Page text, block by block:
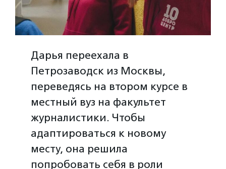
Дарья переехала в
Петрозаводск из Москвы,
переведясь на втором курсе в
местный вуз на факультет
журналистики. Чтобы
адаптироваться к новому
месту, она решила
попробовать себя в роли